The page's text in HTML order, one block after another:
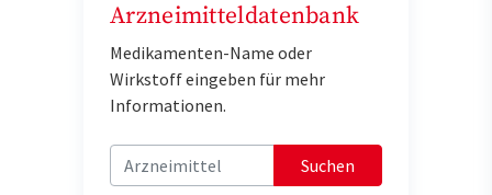
Arzneimitteldatenbank
Medikamenten-Name oder
Wirkstoff eingeben für mehr
Informationen.
Suchen